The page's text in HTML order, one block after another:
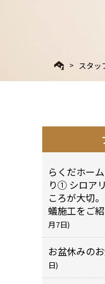
スタッ
らくだホー
り① シロア
ころが大切
蟻施工をご
月7日)
お盆休みの
日)